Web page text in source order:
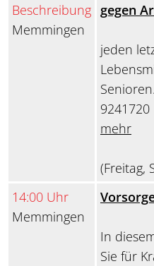
Beschreibung
Memmingen
gegen
jeden
9241720
mehr
(Freitag,
14:00 Uhr
Memmingen
In
Sie für